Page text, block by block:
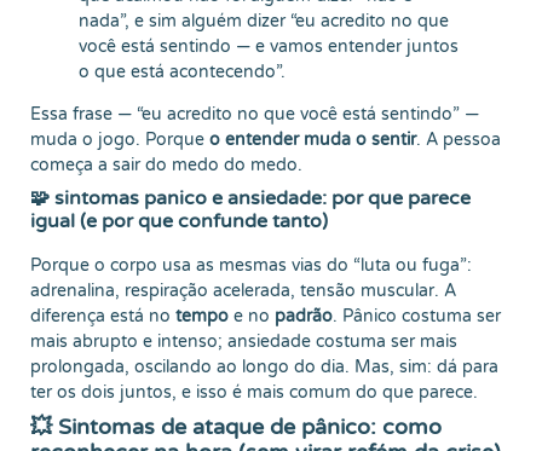
nada”, e sim alguém dizer “eu acredito no que
você está sentindo — e vamos entender juntos
o que está acontecendo”.
Essa frase — “eu acredito no que você está sentindo” —
muda o jogo. Porque o entender muda o sentir. A pessoa
começa a sair do medo do medo.
🧩 sintomas panico e ansiedade: por que parece
igual (e por que confunde tanto)
Porque o corpo usa as mesmas vias do “luta ou fuga”:
adrenalina, respiração acelerada, tensão muscular. A
diferença está no tempo e no padrão. Pânico costuma ser
mais abrupto e intenso; ansiedade costuma ser mais
prolongada, oscilando ao longo do dia. Mas, sim: dá para
ter os dois juntos, e isso é mais comum do que parece.
💥 Sintomas de ataque de pânico: como